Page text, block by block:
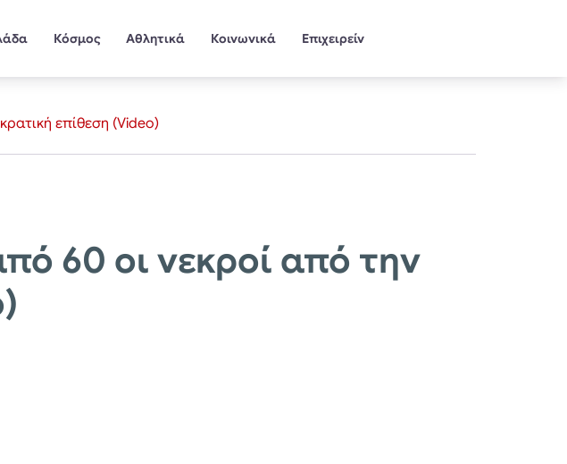
Κόσμος Αθλητικά Κοινωνικά Επιχειρείν
επίθεση (Video)
60 οι νεκροί από την